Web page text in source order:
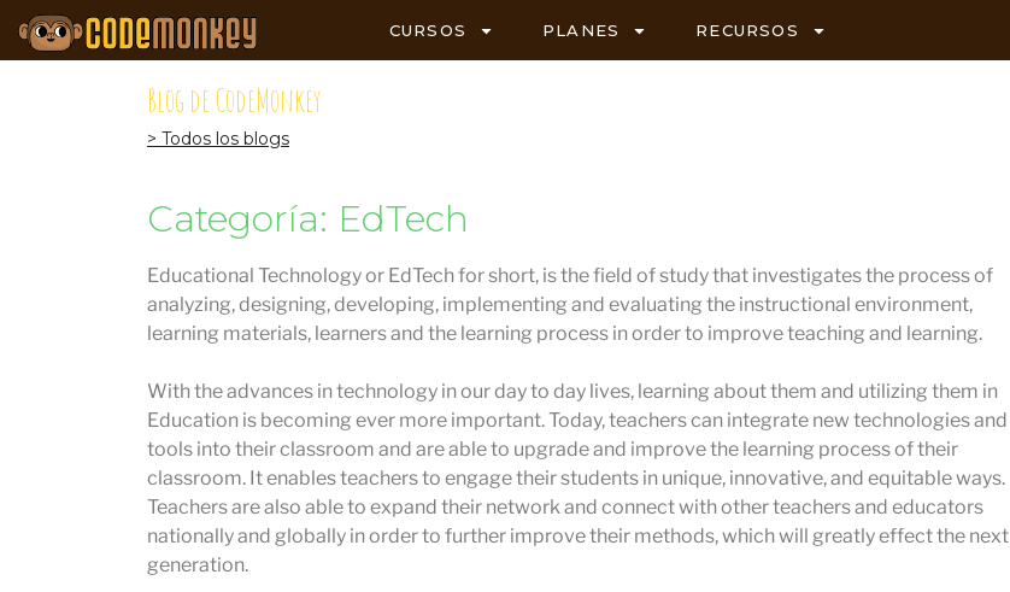
CURSOS PLANES RECURSOS
Blog de CodeMonkey
> Todos los blogs
Categoría: EdTech
Educational Technology or EdTech for short, is the field of study that investigates the process of
analyzing, designing, developing, implementing and evaluating the instructional environment,
learning materials, learners and the learning process in order to improve teaching and learning.
With the advances in technology in our day to day lives, learning about them and utilizing them in
Education is becoming ever more important. Today, teachers can integrate new technologies and
tools into their classroom and are able to upgrade and improve the learning process of their
classroom. It enables teachers to engage their students in unique, innovative, and equitable ways.
Teachers are also able to expand their network and connect with other teachers and educators
nationally and globally in order to further improve their methods, which will greatly effect the next
generation.